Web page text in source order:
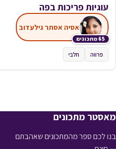
עוגיות פריכות בפה
65 מתכונים
אסיה אסתר גילעדוב
פרווה חלבי
מאסטר מתכונים
בנו לכם ספר מהמתכונים שאהבתם